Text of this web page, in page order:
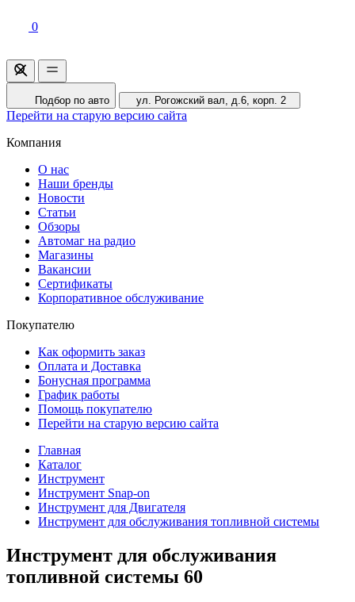
0
Подбор по авто ул. Рогожский вал, д.6, корп. 2
Перейти на старую версию сайта
Компания
О нас
Наши бренды
Новости
Статьи
Обзоры
Автомаг на радио
Магазины
Вакансии
Сертификаты
Корпоративное обслуживание
Покупателю
Как оформить заказ
Оплата и Доставка
Бонусная программа
График работы
Помощь покупателю
Перейти на старую версию сайта
Главная
Каталог
Инструмент
Инструмент Snap-on
Инструмент для Двигателя
Инструмент для обслуживания топливной системы
Инструмент для обслуживания
топливной системы 60